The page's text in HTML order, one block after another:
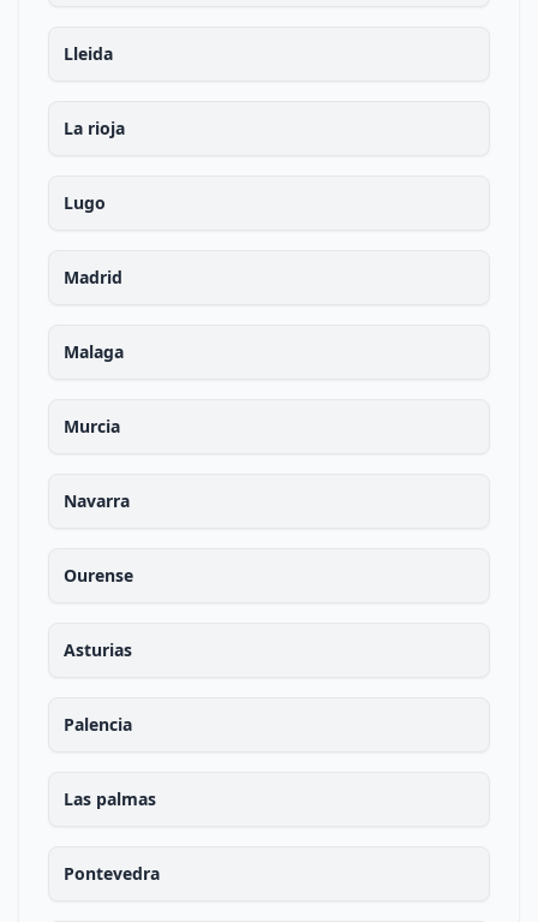
Lleida
La rioja
Lugo
Madrid
Malaga
Murcia
Navarra
Ourense
Asturias
Palencia
Las palmas
Pontevedra